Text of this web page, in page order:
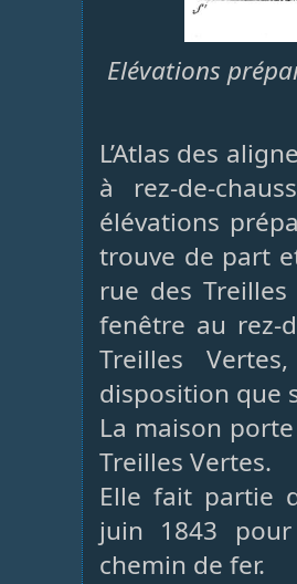
Elévations
L’Atlas des
à rez-de-
élévations
trouve de part
rue des
fenêtre au rez-
Treilles
disposition que
La maison
Treilles Vertes.
Elle fait partie
juin 1843
chemin de fer.